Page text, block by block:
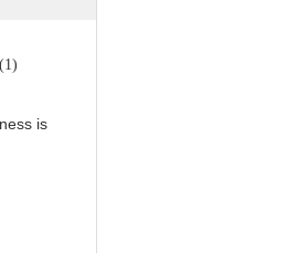
is